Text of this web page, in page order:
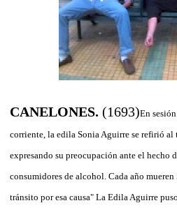
CANELONES. (1693)En
corriente, la edila Sonia Aguirre se refirió al
expresando su preocupación ante el hecho
consumidores de alcohol. Cada año
tránsito por esa causa" La Edila Aguirre